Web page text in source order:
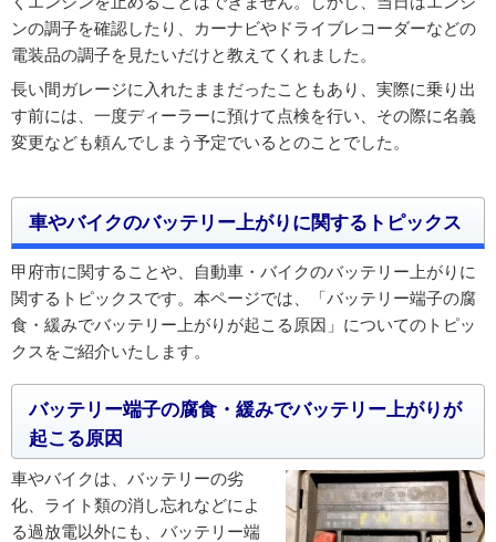
ンの調子を確認したり、カーナビやドライブレコーダーなどの
電装品の調子を見たいだけと教えてくれました。
長い間ガレージに入れたままだったこともあり、実際に乗り出
す前には、一度ディーラーに預けて点検を行い、その際に名義
変更なども頼んでしまう予定でいるとのことでした。
車やバイクのバッテリー上がりに関するトピックス
甲府市に関することや、自動車・バイクのバッテリー上がりに
関するトピックスです。本ページでは、「バッテリー端子の腐
食・緩みでバッテリー上がりが起こる原因」についてのトピッ
クスをご紹介いたします。
バッテリー端子の腐食・緩みでバッテリー上がりが
起こる原因
車やバイクは、バッテリーの劣
化、ライト類の消し忘れなどによ
る過放電以外にも、バッテリー端